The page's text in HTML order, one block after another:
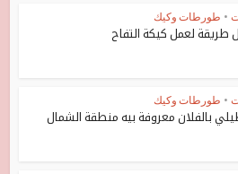
• طورطات وكيك
لعمل كيكة التفاح
• طورطات وكيك
بالفلان معروفة بيه منطقة الشمال